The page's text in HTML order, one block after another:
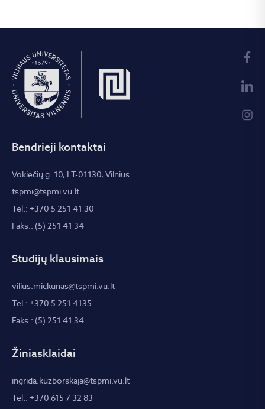
Bendrieji kontaktai
Vokiečių g. 10, LT-01130, Vilnius
tspmi@tspmi.vu.lt
Tel.: +370 5 251 41 30
Faks.: (5) 251 41 34
Studijų klausimais
vilius.mickunas@tspmi.vu.lt
Tel.: +370 5 251 4135
Faks.: (5) 251 41 34
Žiniasklaidai
ingrida.kuzborskaja@tspmi.vu.lt
Tel.: +370 615 7 32 83